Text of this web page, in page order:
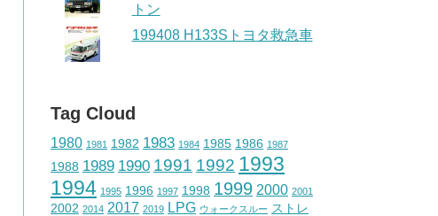
トン
199408 H133Sトヨタ救急車
Tag Cloud
1980 1981 1982 1983 1984 1985 1986 1987
1988 1989 1990 1991 1992 1993
1994 1995 1996 1997 1998 1999 2000 2001
2002 2014 2017 2019 LPG ウォークスルー ストレ